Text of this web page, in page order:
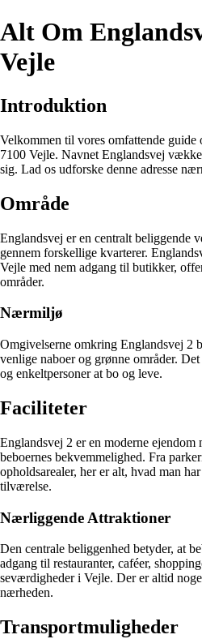
Alt Om
Vejle
Introduktion
Velkommen til vores omfattende
7100 Vejle. Navnet Englandsvej
sig. Lad os udforske denne adresse
Område
Englandsvej er en centralt beliggende
gennem forskellige kvarterer.
Vejle med nem adgang til butikker,
områder.
Nærmiljø
Omgivelserne omkring Englandsvej 2
venlige naboer og grønne områder.
og enkeltpersoner at bo og leve.
Faciliteter
Englandsvej 2 er en moderne
beboernes bekvemmelighed. Fra
opholdsarealer, her er alt, hvad man
tilværelse.
Nærliggende Attraktioner
Den centrale beliggenhed betyder, at
adgang til restauranter, caféer,
seværdigheder i Vejle. Der er altid
nærheden.
Transportmuligheder